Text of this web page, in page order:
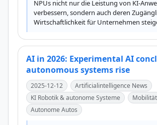
NPUs nicht nur die Leistung von KI-
verbessern, sondern auch deren
Wirtschaftlichkeit für Unternehmen
AI in 2026: Experimental AI
autonomous systems rise
2025-12-12
Artificialintelligence News
KI Robotik & autonome Systeme
Mobilität
Autonome Autos